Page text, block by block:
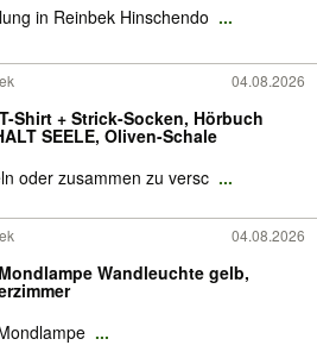
in Reinbek Hinschendo ...
04.08.2026
Shirt + Strick-Socken, Hörbuch
SEELE, Oliven-Schale
oder zusammen zu versc ...
04.08.2026
Wandleuchte gelb,
...